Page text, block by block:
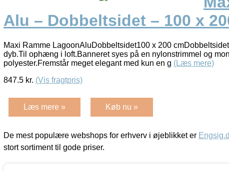
Alu – Dobbeltsidet – 100 x
Maxi Ramme LagoonAluDobbeltsidet100 x 200
dyb.Til ophæng i loft.Banneret syes på en nylonstrimmel og
polyester.Fremstår meget elegant med kun en g (Læs mere)
847.5 kr. (Vis fragtpris)
Læs mere » Køb nu »
De mest populære webshops for erhverv i øjeblikket er
stort sortiment til gode priser.